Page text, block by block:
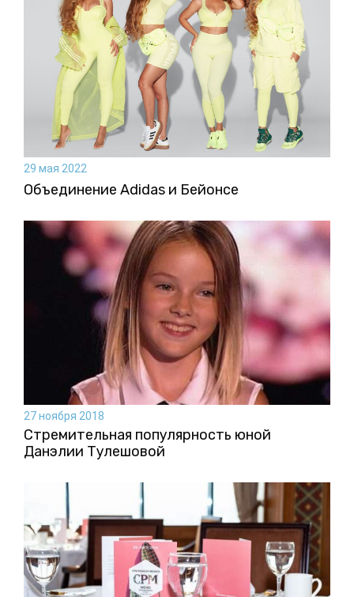
29 мая 2022
Объединение Adidas и Бейонсе
27 ноября 2018
Стремительная популярность юной
Данэлии Тулешовой